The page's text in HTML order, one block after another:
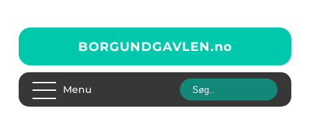
BORGUNDGAVLEN.no
Menu